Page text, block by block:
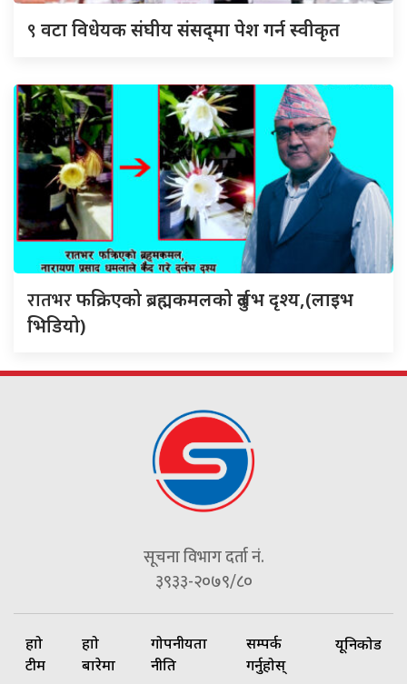
९ वटा विधेयक संघीय संसद्‌मा पेश गर्न स्वीकृत
रातभरफक्रिएको ब्रह्मकमलको दुर्लभ दृश्य,(लाइभ
भिडियो)
सूचना विभाग दर्ता नं.
३९३३-२०७९/८०
हाम्रो
टीम
हाम्रो
बारेमा
गोपनीयता
नीति
सम्पर्क
गर्नुहोस्
यूनिकोड